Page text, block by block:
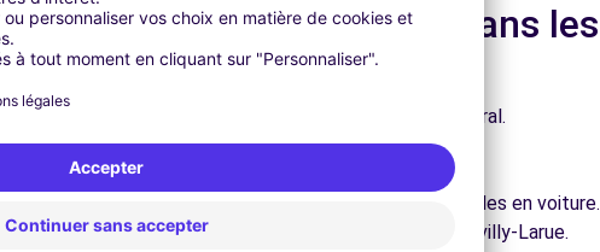
5.4 km
6.2 km
à Chevilly-Larue et dans les
du cœur de ville et découvrez son patrimoine architectural.
qui font la richesse de Chevilly-Larue.
pour une pause détente en pleine nature.
domaniales, les sites historiques, facilement accessibles en voiture.
régionale dans les restaurants et marchés de Chevilly-Larue.